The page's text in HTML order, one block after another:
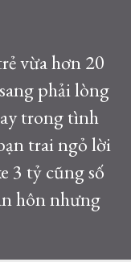
vừa hơn 20
phải lòng
trong tình
trai ngỏ lời
3 tỷ cũng số
hôn nhưng